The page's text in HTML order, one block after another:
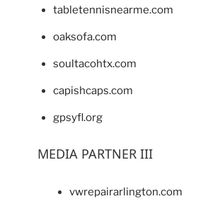
tabletennisnearme.com
oaksofa.com
soultacohtx.com
capishcaps.com
gpsyfl.org
MEDIA PARTNER III
vwrepairarlington.com